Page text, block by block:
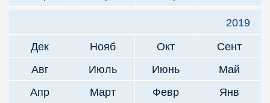
2019
Дек
Нояб Окт
Сент
Авг
Июль Июнь
Май
Апр
Март Февр Янв